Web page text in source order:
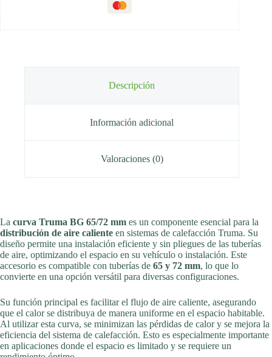
Descripción
Información adicional
Valoraciones (0)
La curva Truma BG 65/72 mm es un componente esencial para la
distribución de aire caliente en sistemas de calefacción Truma. Su
diseño permite una instalación eficiente y sin pliegues de las tuberías
de aire, optimizando el espacio en su vehículo o instalación. Este
accesorio es compatible con tuberías de 65 y 72 mm, lo que lo
convierte en una opción versátil para diversas configuraciones.
Su función principal es facilitar el flujo de aire caliente, asegurando
que el calor se distribuya de manera uniforme en el espacio habitable.
Al utilizar esta curva, se minimizan las pérdidas de calor y se mejora la
eficiencia del sistema de calefacción. Esto es especialmente importante
en aplicaciones donde el espacio es limitado y se requiere un